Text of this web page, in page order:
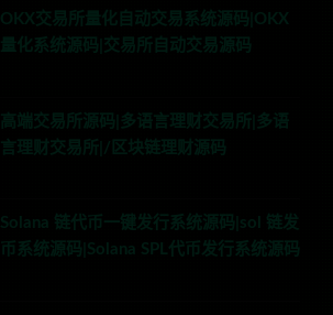
OKX交易所量化自动交易系统源码|OKX
量化系统源码|交易所自动交易源码
高端交易所源码|多语言理财交易所|多语
言理财交易所|/区块链理财源码
Solana 链代币一键发行系统源码|sol 链发
币系统源码|Solana SPL代币发行系统源码